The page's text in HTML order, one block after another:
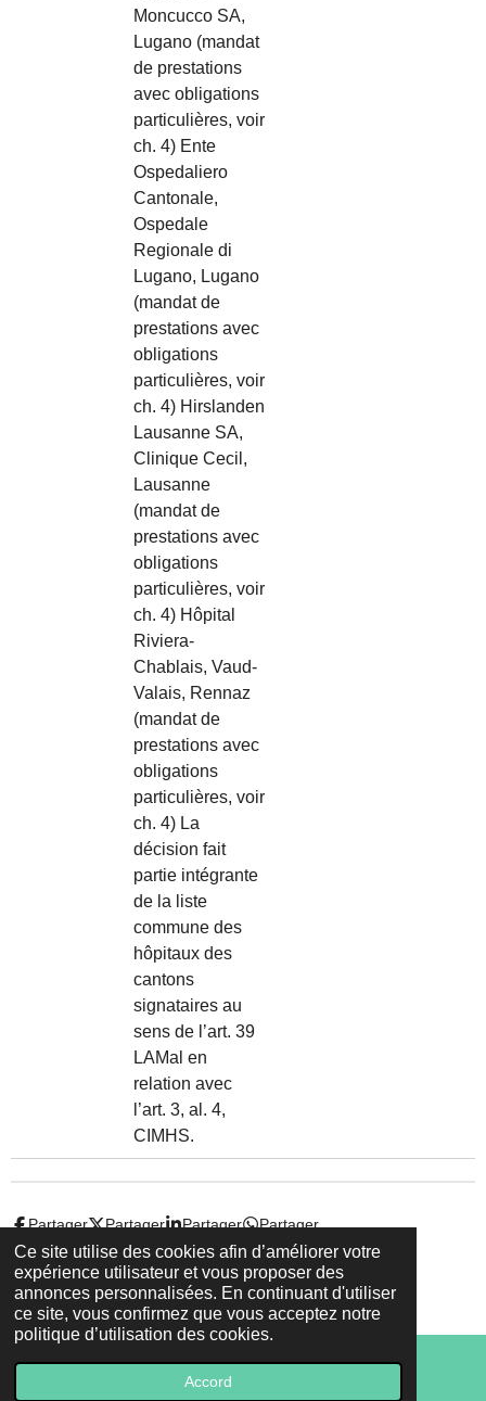
Ce site utilise des cookies afin d’améliorer votre
expérience utilisateur et vous proposer des
annonces personnalisées. En continuant d'utiliser
ce site, vous confirmez que vous acceptez notre
politique d’utilisation des cookies.
Accord
Moncucco SA,
Lugano (mandat
de prestations
avec obligations
particulières, voir
ch. 4) Ente
Ospedaliero
Cantonale,
Ospedale
Regionale di
Lugano, Lugano
(mandat de
prestations avec
obligations
particulières, voir
ch. 4) Hirslanden
Lausanne SA,
Clinique Cecil,
Lausanne
(mandat de
prestations avec
obligations
particulières, voir
ch. 4) Hôpital
Riviera-
Chablais, Vaud-
Valais, Rennaz
(mandat de
prestations avec
obligations
particulières, voir
ch. 4) La
décision fait
partie intégrante
de la liste
commune des
hôpitaux des
cantons
signataires au
sens de l’art. 39
LAMal en
relation avec
l’art. 3, al. 4,
CIMHS.
Partager Partager Partager Partager
© 2022 - 2026 Droit-et-sante.ch
Propulsé par Webador
E-mail